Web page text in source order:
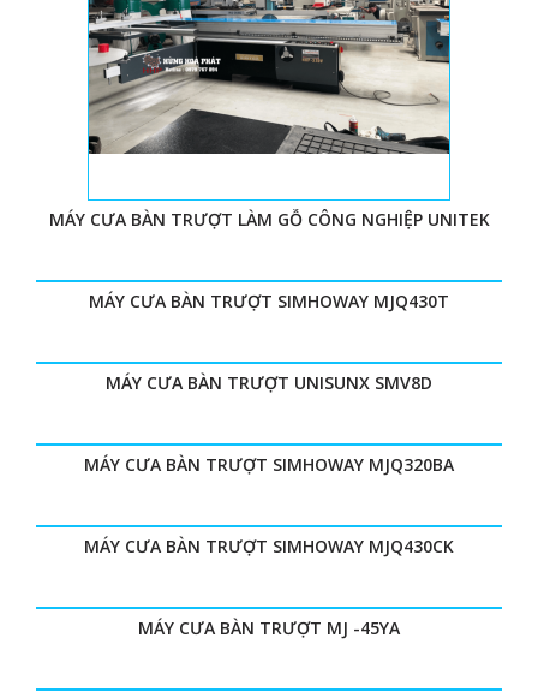
MÁY CƯA BÀN TRƯỢT LÀM GỖ CÔNG NGHIỆP UNITEK
MÁY CƯA BÀN TRƯỢT SIMHOWAY MJQ430T
MÁY CƯA BÀN TRƯỢT UNISUNX SMV8D
MÁY CƯA BÀN TRƯỢT SIMHOWAY MJQ320BA
MÁY CƯA BÀN TRƯỢT SIMHOWAY MJQ430CK
MÁY CƯA BÀN TRƯỢT MJ -45YA